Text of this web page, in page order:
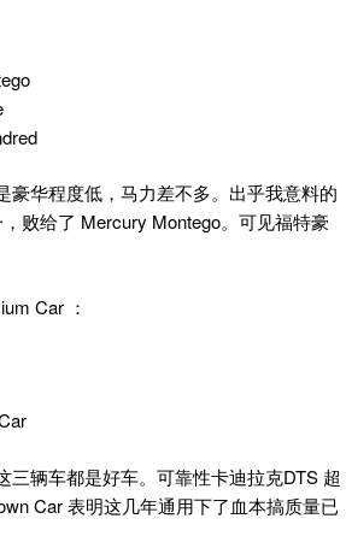
豪华程度低，马力差不多。出乎我意料的
败给了 Mercury Montego。可见福特豪
Car ：
三辆车都是好车。可靠性卡迪拉克DTS 超
Car 表明这几年通用下了血本搞质量已